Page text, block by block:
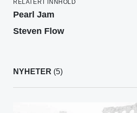
RELATERT INNHOLD
Pearl Jam
Steven Flow
NYHETER (5)